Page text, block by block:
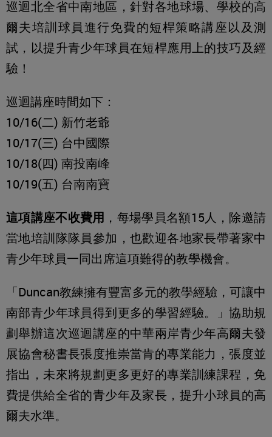
巡迴北全省中南地區，針對各地球場、學校的高
爾夫培訓球員進行免費的短桿策略講座以及測
試，以提升青少年球員在短桿應用上的技巧及經
驗！
巡迴講座時間如下：
10/16(二) 新竹老爺
10/17(三) 台中國際
10/18(四) 南投南峰
10/19(五) 台南南寶
這項講座不收費用 ，每場學員名額15人，除邀請
當地培訓隊隊員參加，也歡迎各地家長帶著家中
青少年球員一同出席這項難得的教學機會。
「Duncan教練擁有豐富多元的教學經驗，可讓中
南部青少年球員得到更多的學習經驗。」協助規
劃舉辦這次巡迴講座的中華兩岸青少年高爾夫發
展協會秘書長張度推崇當肯的專業能力，張度並
指出，未來將規劃更多更好的專業訓練課程，免
費提供給全省的青少年及家長，提升小球員的高
爾夫水準。